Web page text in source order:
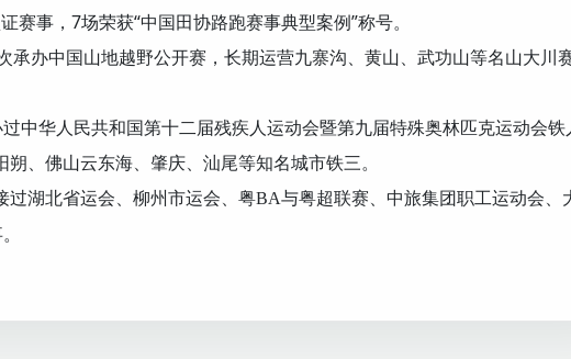
事，7场荣获“中国田协路跑赛事典型案例”称号。
承办中国山地越野公开赛，长期运营九寨沟、黄山、武功山等名山大川
中华人民共和国第十二届残疾人运动会暨第九届特殊奥林匹克运动会铁
、佛山云东海、肇庆、汕尾等知名城市铁三。
过湖北省运会、柳州市运会、粤BA与粤超联赛、中旅集团职工运动会、